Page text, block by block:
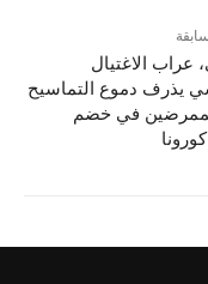
عراب الاغتيال
يذرف دموع التماسيح
في خضم